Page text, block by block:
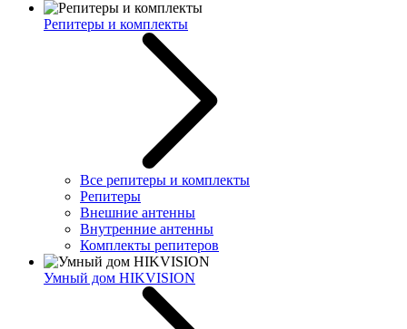
Репитеры и комплекты
Все репитеры и комплекты
Репитеры
Внешние антенны
Внутренние антенны
Комплекты репитеров
Умный дом HIKVISION